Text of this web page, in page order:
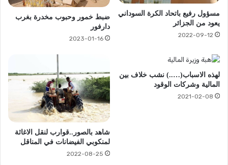
مسؤول رفيع باتحاد الكرة السوداني
يعود من الجزائر
2022-09-12
ضبط خمور وحبوب مخدرة بغرب
دارفور
2023-01-16
لهذه الاسباب(…..) نشب خلاف بين
المالية وشركات الوقود
2021-02-08
شاهد بالصور..قوارب لنقل الاغاثة
لمنكوبي الفيضانات في المناقل
2022-08-25